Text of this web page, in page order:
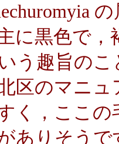
に黒色で，
う趣旨の
区のマニ
く，ここ
ありそうで